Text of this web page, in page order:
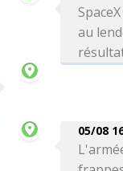
au
05/08